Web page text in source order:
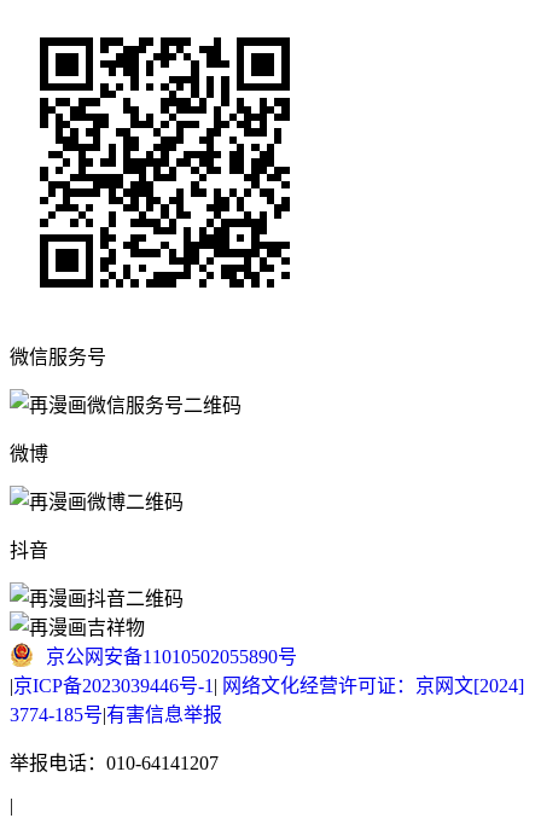
微信服务号
微博
抖音
京公网安备11010502055890号
|京ICP备2023039446号-1 | 网络文化经营许可证：京网文[2024]
3774-185号|有害信息举报
举报电话：010-64141207
|